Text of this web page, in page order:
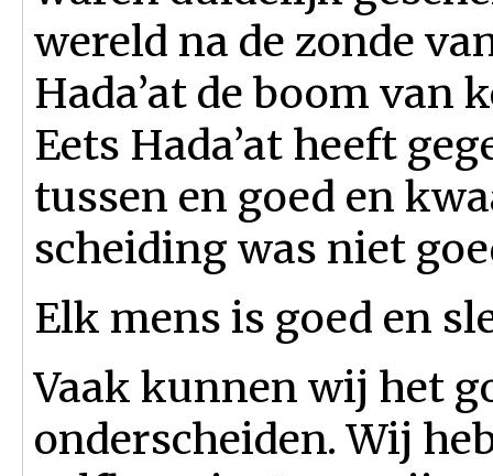
wereld na de zonde
Hada’at de boom van
Eets Hada’at heeft
tussen en goed en
scheiding was niet
Elk mens is goed en
Vaak kunnen wij het
onderscheiden. Wij